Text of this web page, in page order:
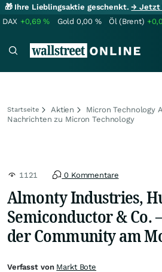
🎁 Ihre Lieblingsaktie geschenkt.→ Jetzt
DAX +0,69% Gold 0,00 % Öl (Brent)
Startseite Aktien
Micron Technology
Nachrichten zu Micron Technology
1121 0 Kommentare
Almonty Industries,
Semiconductor & Co.
der Community am
Verfasst von Markt Bote